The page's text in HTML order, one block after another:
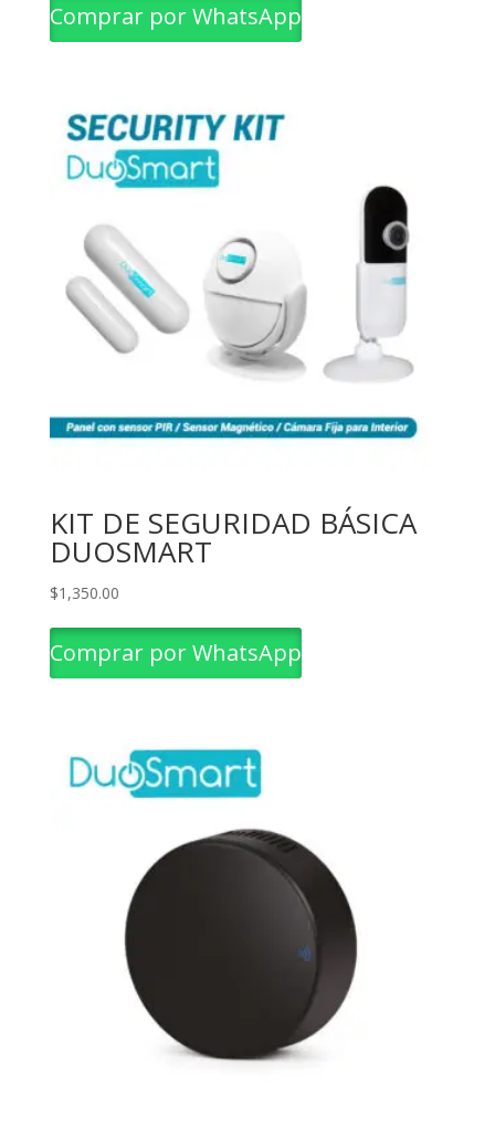
Comprar por WhatsApp
KIT DE SEGURIDAD BÁSICA
DUOSMART
$1,350.00
Comprar por WhatsApp